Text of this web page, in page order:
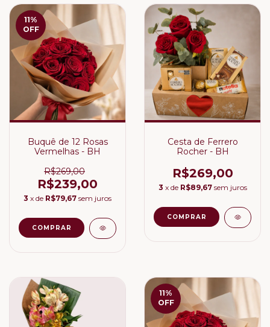
11%
OFF
Buquê de 12 Rosas
Vermelhas - BH
R$269,00
R$239,00
3 x de R$79,67 sem juros
Cesta de Ferrero
Rocher - BH
R$269,00
3 x de R$89,67 sem juros
11%
OFF